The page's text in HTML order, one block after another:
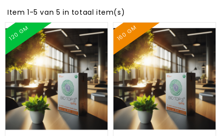
Item 1-5 van 5 in totaal item(s)
120 GM 160 GM